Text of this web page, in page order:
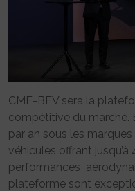
CMF-BEV sera la
compétitive du marché.
par an sous les
véhicules offrant
performances
plateforme sont